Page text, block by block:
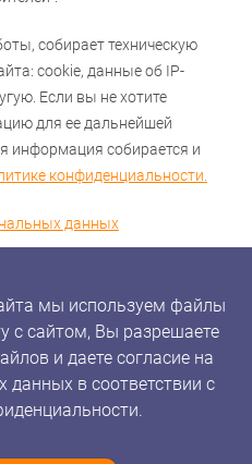
собирает техническую
cookie, данные об IP-
Если вы не хотите
для ее дальнейшей
информация собирается и
конфиденциальности.
данных
мы используем файлы
с сайтом, Вы разрешаете
и даете согласие на
данных в соответствии с